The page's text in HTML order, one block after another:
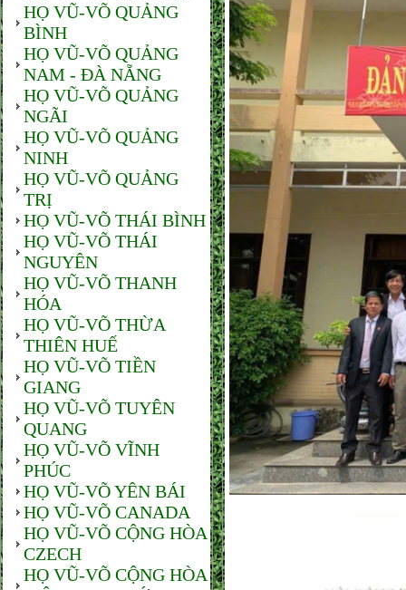
HỌ VŨ-VÕ QUẢNG
BÌNH
HỌ VŨ-VÕ QUẢNG
NAM - ĐÀ NẴNG
HỌ VŨ-VÕ QUẢNG
NGÃI
HỌ VŨ-VÕ QUẢNG
NINH
HỌ VŨ-VÕ QUẢNG
TRỊ
HỌ VŨ-VÕ THÁI BÌNH
HỌ VŨ-VÕ THÁI
NGUYÊN
HỌ VŨ-VÕ THANH
HÓA
HỌ VŨ-VÕ THỪA
THIÊN HUẾ
HỌ VŨ-VÕ TIỀN
GIANG
HỌ VŨ-VÕ TUYÊN
QUANG
HỌ VŨ-VÕ VĨNH
PHÚC
HỌ VŨ-VÕ YÊN BÁI
HỌ VŨ-VÕ CANADA
HỌ VŨ-VÕ CỘNG HÒA
CZECH
HỌ VŨ-VÕ CỘNG HÒA